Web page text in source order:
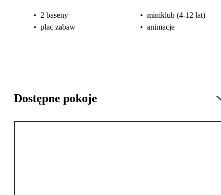
• 2 baseny
• plac zabaw
• miniklub (4-12 lat)
• animacje
Dostępne pokoje